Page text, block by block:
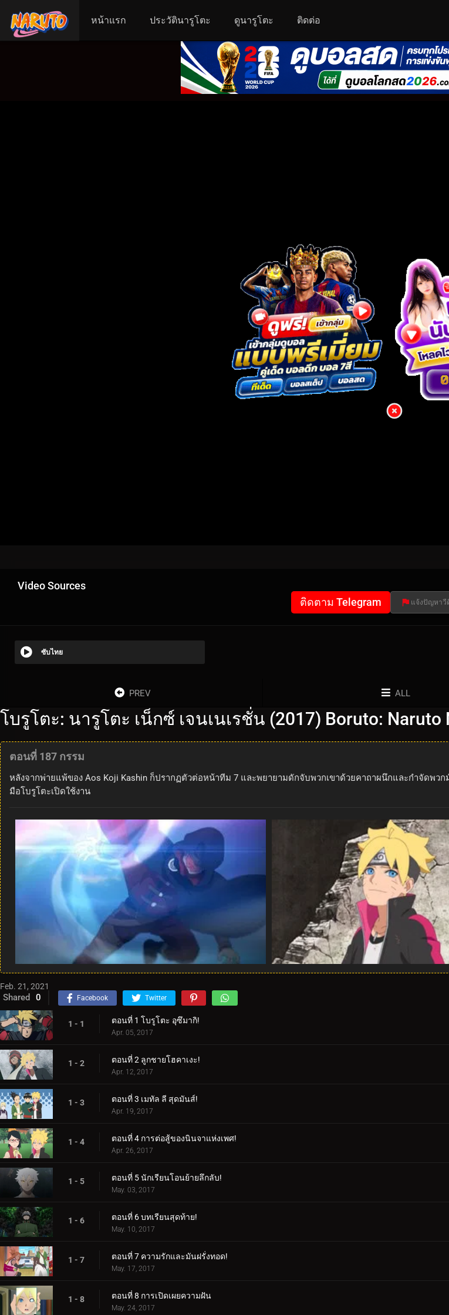
หน้าแรก ประวัตินารูโตะ ดูนารูโตะ ติดต่อ
Video Sources
ติดตาม Telegram แจ้งปัญหาวี
ซับไทย
PREV ALL
โบรูโตะ: นารูโตะ เน็กซ์ เจนเนเรชั่น (2017) Boruto: Naruto
ตอนที่ 187 กรรม
หลังจากพ่ายแพ้ของ Aos Koji Kashin ก็ปรากฏตัวต่อหน้าทีม 7 และพยายามดักจับพวกเขาด้วยคาถาผนึกและกำจัดพว
มือโบรูโตะเปิดใช้งาน
Feb. 21, 2021
Shared 0 Facebook Twitter
1 - 1 ตอนที่ 1 โบรูโตะ อุซึมากิ!
Apr. 05, 2017
1 - 2 ตอนที่ 2 ลูกชายโฮคาเงะ!
Apr. 12, 2017
1 - 3 ตอนที่ 3 เมทัล ลี สุดมันส์!
Apr. 19, 2017
1 - 4 ตอนที่ 4 การต่อสู้ของนินจาแห่งเพศ!
Apr. 26, 2017
1 - 5 ตอนที่ 5 นักเรียนโอนย้ายลึกลับ!
May. 03, 2017
1 - 6 ตอนที่ 6 บทเรียนสุดท้าย!
May. 10, 2017
1 - 7 ตอนที่ 7 ความรักและมันฝรั่งทอด!
May. 17, 2017
1 - 8 ตอนที่ 8 การเปิดเผยความฝัน
May. 24, 2017